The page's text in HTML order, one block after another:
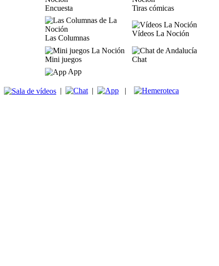
Encuesta Tiras cómicas
Las Columnas
Vídeos La Noción
Mini juegos
Chat
App
| | |